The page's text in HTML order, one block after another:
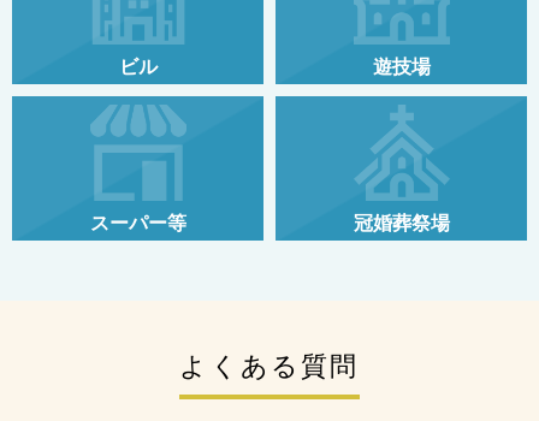
ビル 遊技場
スーパー等 冠婚葬祭場
よくある質問